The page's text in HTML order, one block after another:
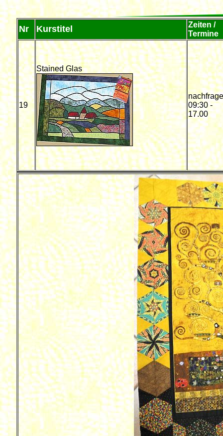
Nr Kurstitel
Zeiten /
Termine
19
Stained Glas
09:30 -
17.00